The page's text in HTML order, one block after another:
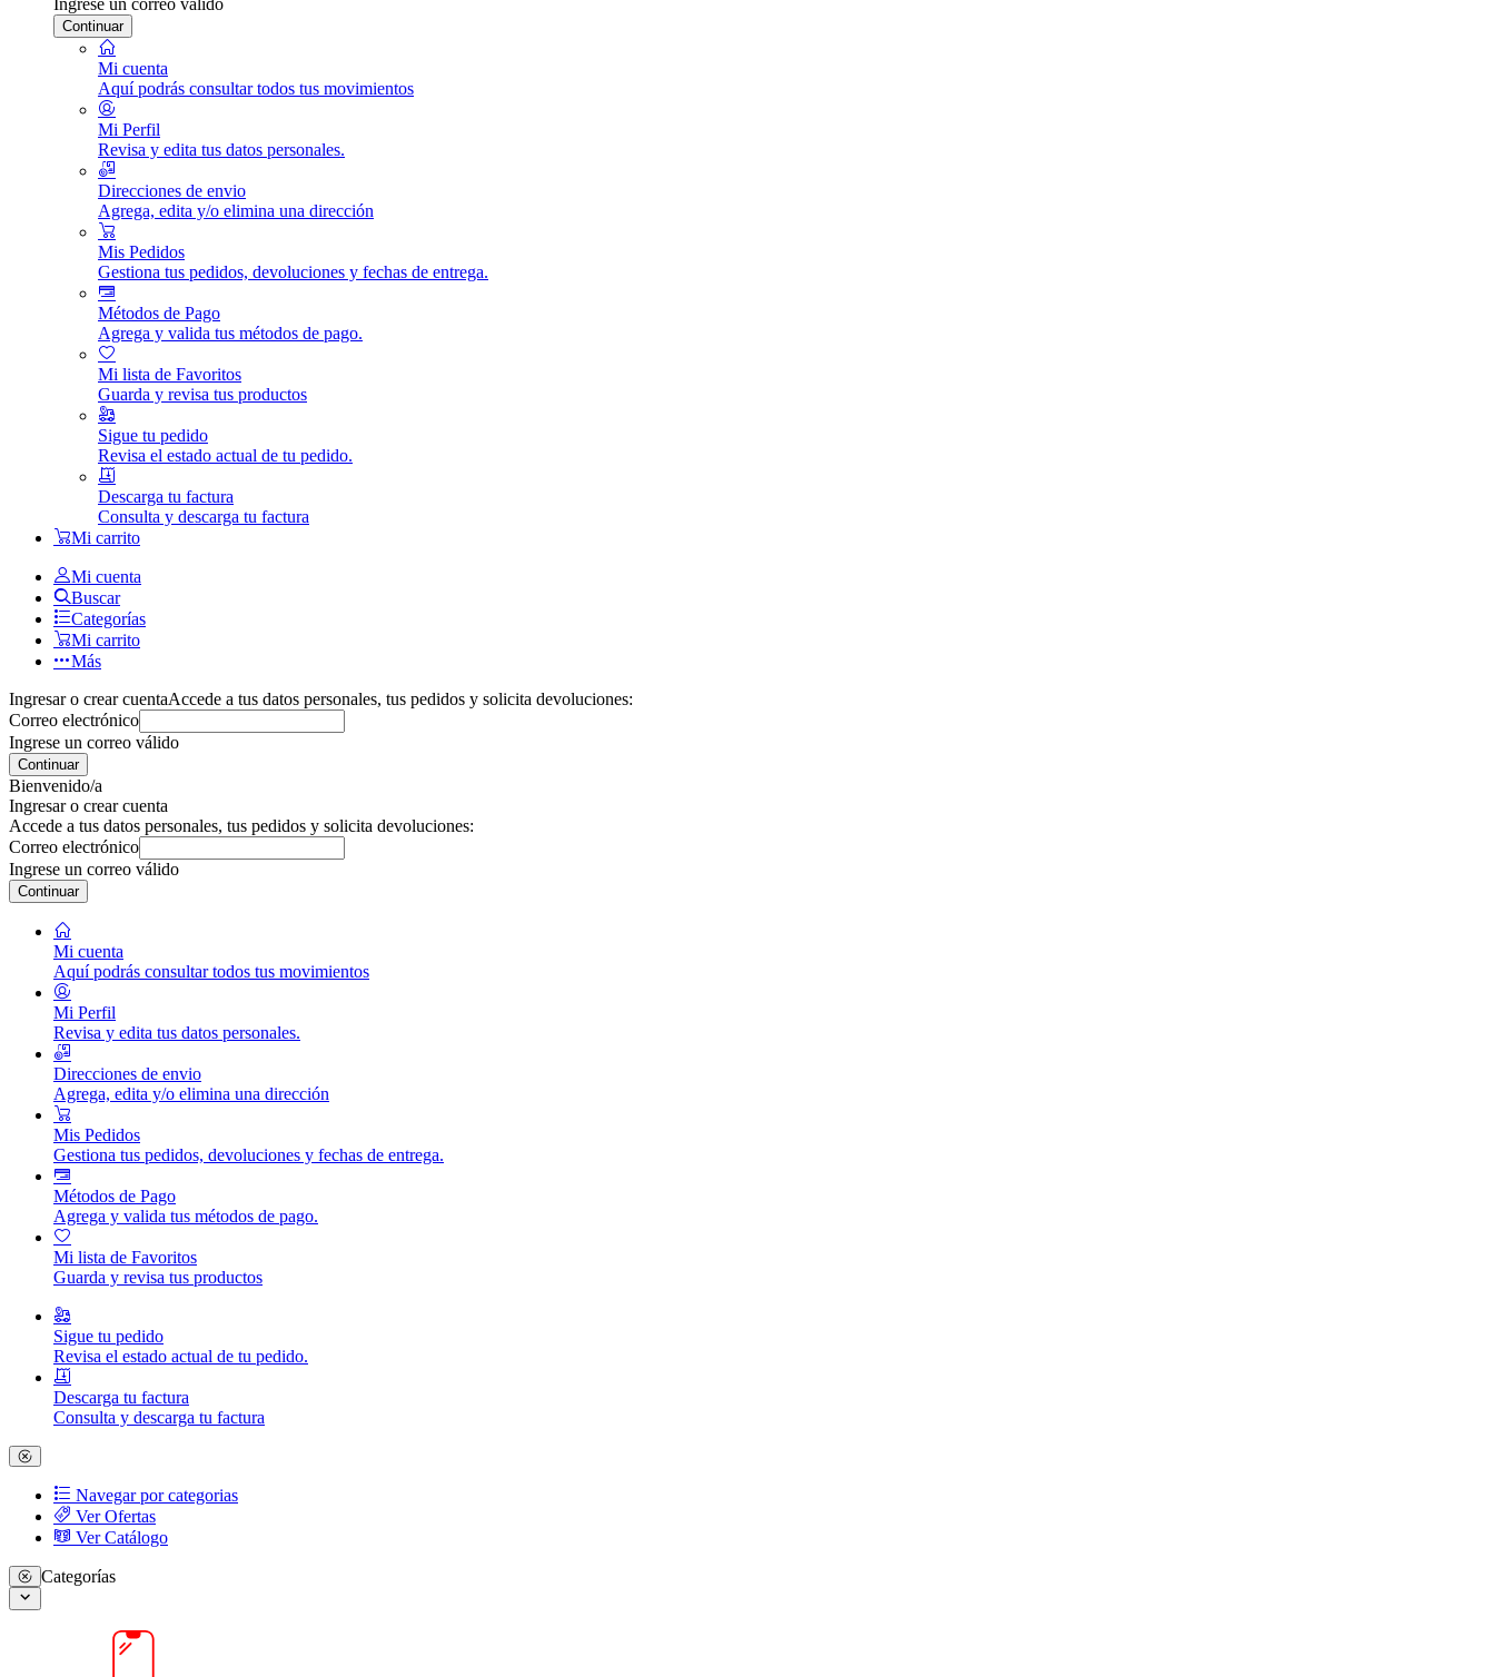
Continuar
Mi cuenta
Aquí podrás consultar todos tus movimientos
Mi Perfil
Revisa y edita tus datos personales.
Direcciones de envio
Agrega, edita y/o elimina una dirección
Mis Pedidos
Gestiona tus pedidos, devoluciones y fechas de entrega.
Métodos de Pago
Agrega y valida tus métodos de pago.
Mi lista de Favoritos
Guarda y revisa tus productos
Sigue tu pedido
Revisa el estado actual de tu pedido.
Descarga tu factura
Consulta y descarga tu factura
Mi carrito
Mi cuenta
Buscar
Categorías
Mi carrito
Más
Ingresar o crear cuentaAccede a tus datos personales, tus pedidos y solicita devoluciones:
Correo electrónico
Ingrese un correo válido
Continuar
Bienvenido/a
Ingresar o crear cuenta
Accede a tus datos personales, tus pedidos y solicita devoluciones:
Correo electrónico
Ingrese un correo válido
Continuar
Mi cuenta
Aquí podrás consultar todos tus movimientos
Mi Perfil
Revisa y edita tus datos personales.
Direcciones de envio
Agrega, edita y/o elimina una dirección
Mis Pedidos
Gestiona tus pedidos, devoluciones y fechas de entrega.
Métodos de Pago
Agrega y valida tus métodos de pago.
Mi lista de Favoritos
Guarda y revisa tus productos
Sigue tu pedido
Revisa el estado actual de tu pedido.
Descarga tu factura
Consulta y descarga tu factura
Navegar por categorias
Ver Ofertas
Ver Catálogo
Categorías